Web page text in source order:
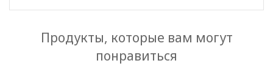
Продукты, которые вам могут
понравиться